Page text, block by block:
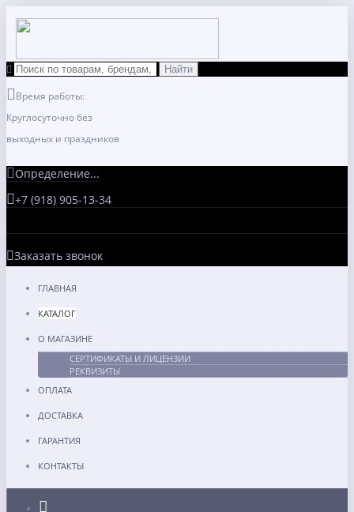
Время работы:
Круглосуточно без
выходных и праздников
Определение...
+7 (918) 905-13-34
Заказать звонок
ГЛАВНАЯ
КАТАЛОГ
О МАГАЗИНЕ
СЕРТИФИКАТЫ И ЛИЦЕНЗИИ
РЕКВИЗИТЫ
ОПЛАТА
ДОСТАВКА
ГАРАНТИЯ
КОНТАКТЫ